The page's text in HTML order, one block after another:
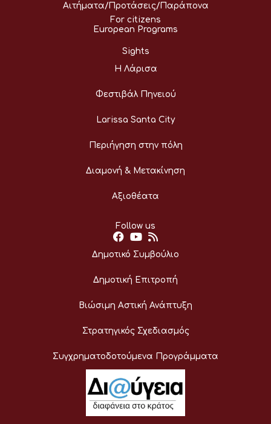
Αιτήματα/Προτάσεις/Παράπονα
For citizens
European Programs
Sights
Η Λάρισα
Φεστιβάλ Πηνειού
Larissa Santa City
Περιήγηση στην πόλη
Διαμονή & Μετακίνηση
Αξιοθέατα
Follow us
Δημοτικό Συμβούλιο
Δημοτική Επιτροπή
Βιώσιμη Αστική Ανάπτυξη
Στρατηγικός Σχεδιασμός
Συγχρηματοδοτούμενα Προγράμματα